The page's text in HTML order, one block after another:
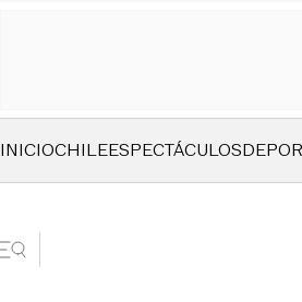
INICIOCHILEESPECTÁCULOS